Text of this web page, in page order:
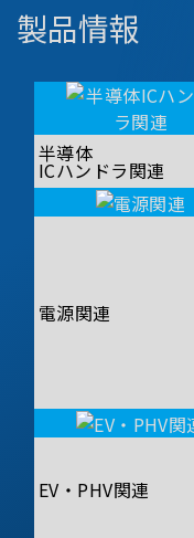
製品情報
半導体
ICハンドラ関連
電源関連
EV・PHV関連